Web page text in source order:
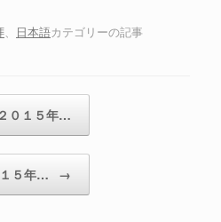
、 日本語カテゴリーの記事
２０１５年…
５年… →